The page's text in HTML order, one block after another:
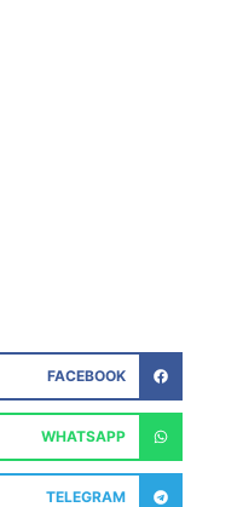
FACEBOOK
WHATSAPP
TELEGRAM